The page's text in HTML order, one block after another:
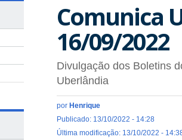
Comunica
16/09/2022
Divulgação dos Boletins
Uberlândia
por Henrique
Publicado: 13/10/2022 - 14:28
Última modificação: 13/10/2022 -